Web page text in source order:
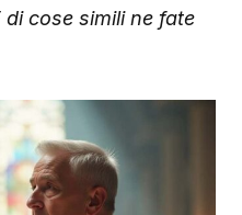
cose simili ne fate